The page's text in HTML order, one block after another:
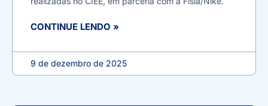
CONTINUE LENDO »
9 de dezembro de 2025